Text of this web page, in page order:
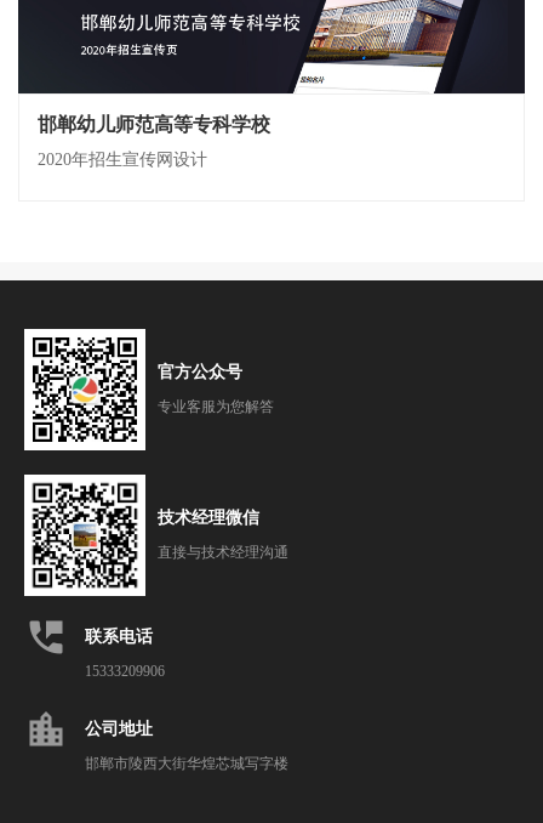
邯郸幼儿师范高等专科学校
2020年招生宣传网设计
官方公众号
专业客服为您解答
技术经理微信
直接与技术经理沟通
perm_phone_msg 联系电话
15333209906
location_city 公司地址
邯郸市陵西大街华煌芯城写字楼